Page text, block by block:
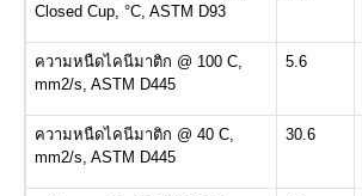
Closed Cup, °C, ASTM D93
ความหนืดไคนีมาติก @ 100 C,
mm2/s, ASTM D445
5.6
ความหนืดไคนีมาติก @ 40 C,
mm2/s, ASTM D445
30.6